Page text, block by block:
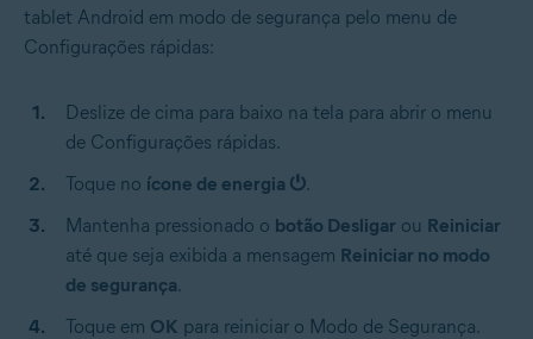
tablet Android em modo de segurança pelo menu de
Configurações rápidas:
Deslize de cima para baixo na tela para abrir o menu
de Configurações rápidas.
Toque no ícone de energia ⏻.
Mantenha pressionado o botão Desligar ou Reiniciar
até que seja exibida a mensagem Reiniciar no modo
de segurança.
Toque em OK para reiniciar o Modo de Segurança.